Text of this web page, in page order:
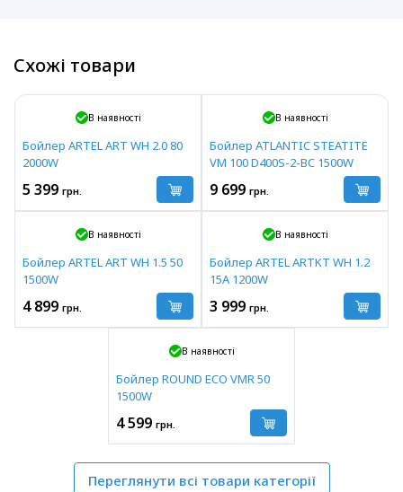
Схожі товари
В наявності
Бойлер ARTEL ART WH 2.0 80
2000W
5 399 грн.
В наявності
Бойлер ATLANTIC STEATITE
VM 100 D400S-2-BC 1500W
9 699 грн.
В наявності
Бойлер ARTEL ART WH 1.5 50
1500W
4 899 грн.
В наявності
Бойлер ARTEL ARTKT WH 1.2
15A 1200W
3 999 грн.
В наявності
Бойлер ROUND ECO VMR 50
1500W
4 599 грн.
Переглянути всі товари категорії